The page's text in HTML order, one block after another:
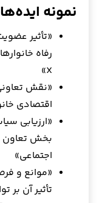
نمونه
«تأثیر
رفاه
X»
«نقش
اقتصادی
«ارزیابی
بخش تعاون
اجتماعی»
«موانع و
تأثیر آن بر